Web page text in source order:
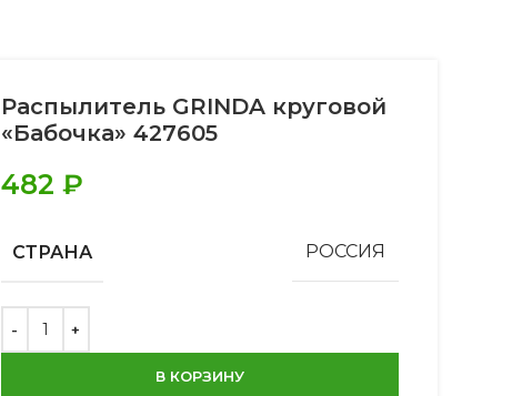
Распылитель GRINDA круговой
«Бабочка» 427605
482 ₽
СТРАНА РОССИЯ
В КОРЗИНУ